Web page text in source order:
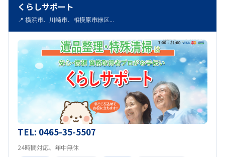
くらしサポート
📍 横浜市、川崎市、相模原市緑区...
TEL: 0465-35-5507
24時間対応、年中無休